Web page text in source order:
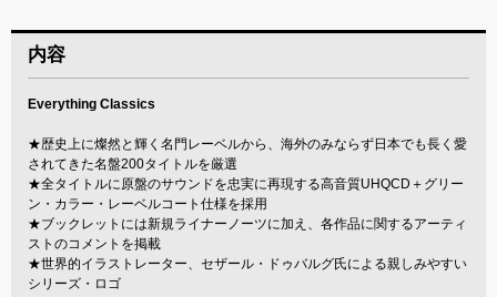
内容
Everything Classics
★歴史上に燦然と輝く名門レーベルから、海外のみならず日本でも長く愛
されてきた名盤200タイトルを厳選
★全タイトルに原盤のサウンドを忠実に再現する高音質UHQCD＋グリー
ン・カラー・レーベルコート仕様を採用
★ブックレットには新規ライナーノーツに加え、各作品に関するアーティ
ストのコメントを掲載
★世界的イラストレーター、セザール・ドゥバルグ氏による親しみやすい
シリーズ・ロゴ